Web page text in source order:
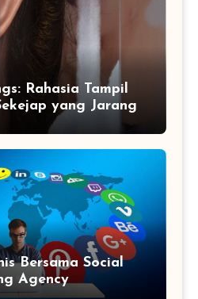
Rahasia Tampil
yang Jarang
Bersama Social
Agency